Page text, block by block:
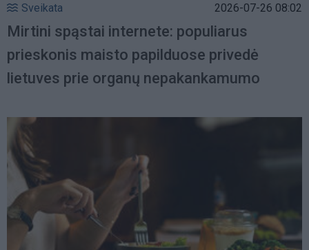
Sveikata 2026-07-26 08:02
Mirtini spąstai internete: populiarus
prieskonis maisto papilduose privedė
lietuves prie organų nepakankamumo